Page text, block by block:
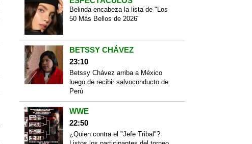
Belinda encabeza la lista de "Los
50 Más Bellos de 2026"
BETSSY CHÁVEZ
23:10
Betssy Chávez arriba a México
luego de recibir salvoconducto de
Perú
WWE
22:50
¿Quien contra el "Jefe Tribal"?